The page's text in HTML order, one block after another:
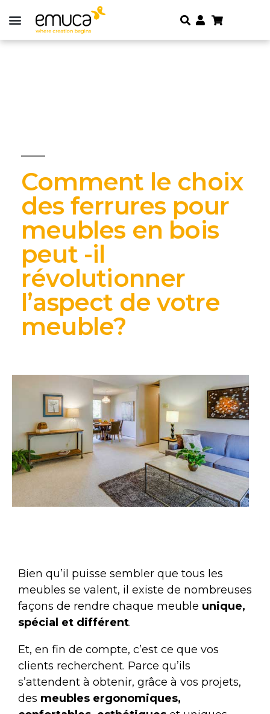
Comment le choix
des ferrures pour
meubles en bois
peut -il
révolutionner
l’aspect de votre
meuble?
Bien qu’il puisse sembler que tous les
meubles se valent, il existe de nombreuses
façons de rendre chaque meuble unique,
spécial et différent.
Et, en fin de compte, c’est ce que vos
clients recherchent. Parce qu’ils
s’attendent à obtenir, grâce à vos projets,
des meubles ergonomiques,